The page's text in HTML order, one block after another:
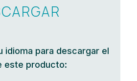
idioma para descargar el
este producto: